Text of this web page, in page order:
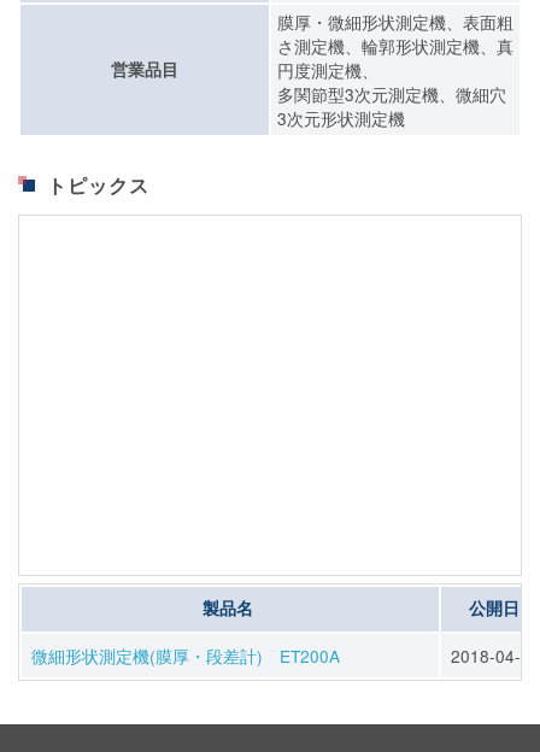
営業品目
膜厚・微細形状測定機、表面粗
さ測定機、輪郭形状測定機、真
円度測定機、
多関節型3次元測定機、微細穴
3次元形状測定機
トピックス
製品名 公開日
微細形状測定機(膜厚・段差計) ET200A 2018-04-05